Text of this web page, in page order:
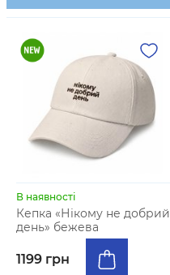
В наявності
Кепка «Нікому не добрий
день» бежева
1199 грн